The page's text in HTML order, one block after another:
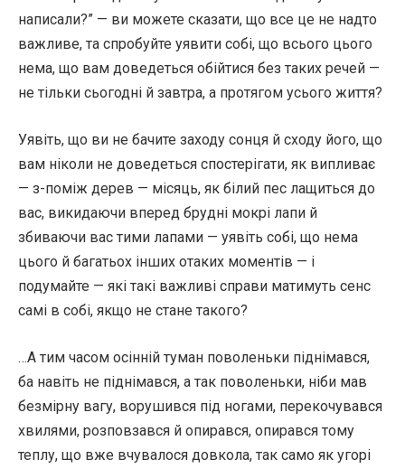
написали?” — ви можете сказати, що все це не надто
важливе, та спробуйте уявити собі, що всього цього
нема, що вам доведеться обійтися без таких речей —
не тільки сьогодні й завтра, а протягом усього життя?
Уявіть, що ви не бачите заходу сонця й сходу його, що
вам ніколи не доведеться спостерігати, як випливає
— з-поміж дерев — місяць, як білий пес лащиться до
вас, викидаючи вперед брудні мокрі лапи й
збиваючи вас тими лапами — уявіть собі, що нема
цього й багатьох інших отаких моментів — і
подумайте — які такі важливі справи матимуть сенс
самі в собі, якщо не стане такого?
…А тим часом осінній туман поволеньки піднімався,
ба навіть не піднімався, а так поволеньки, ніби мав
безмірну вагу, ворушився під ногами, перекочувався
хвилями, розповзався й опирався, опирався тому
теплу, що вже вчувалося довкола, так само як угорі